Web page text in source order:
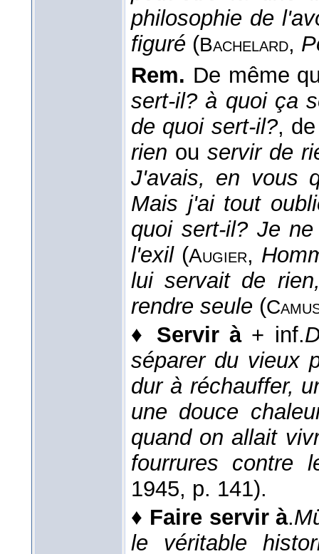
philosophie de
figuré (Bachelard,
Rem. De même
sert-il? à quoi ça
de quoi sert-il?,
rien ou servir de
J'avais, en vous
Mais j'ai tout
quoi sert-il? Je
l'exil(Augier,
lui servait de
rendre seule (
♦ Servir à+ inf.
séparer du vieux
dur à réchauffer,
une douce
quand on allait
fourrures contre
1945, p. 141).
♦ Faire servir à.
le véritable